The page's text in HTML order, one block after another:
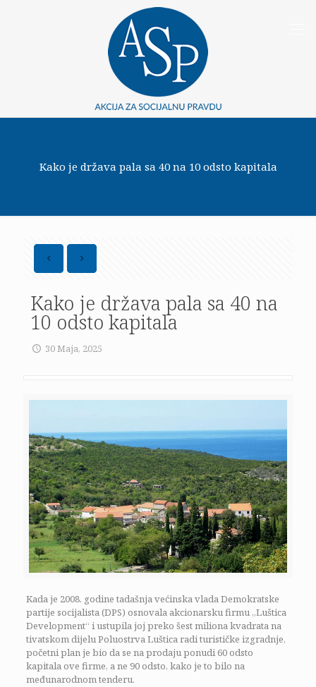
Kako je država pala sa 40 na 10 odsto kapitala
Kako je država pala sa 40 na
10 odsto kapitala
30 Maja, 2025
Kada je 2008. godine tadašnja većinska vlada Demokratske
partije socijalista (DPS) osnovala akcionarsku firmu „Luštica
Development“ i ustupila joj preko šest miliona kvadrata na
tivatskom dijelu Poluostrva Luštica radi turističke izgradnje,
početni plan je bio da se na prodaju ponudi 60 odsto
kapitala ove firme, a ne 90 odsto, kako je to bilo na
međunarodnom tenderu.